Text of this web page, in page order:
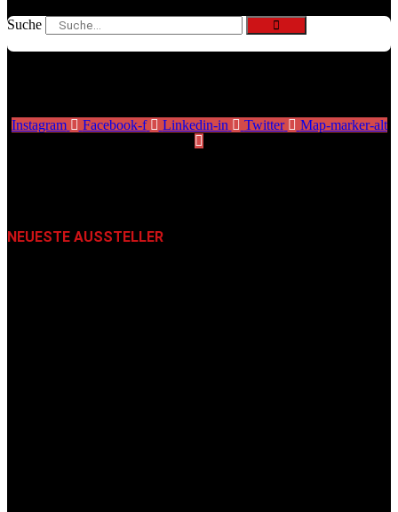
Suche
Instagram Facebook-f Linkedin-in Twitter Map-marker-alt
NEUESTE AUSSTELLER